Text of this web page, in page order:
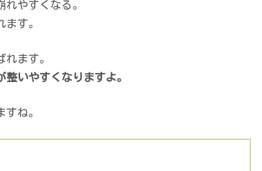
やすくなる。
す。
ます。
いやすくなりますよ。
ね。